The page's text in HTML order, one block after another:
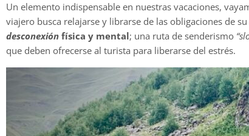
Un elemento indispensable en nuestras vacaciones,
viajero busca relajarse y librarse de las obligaciones de
desconexión física y mental; una ruta de senderismo
que deben ofrecerse al turista para liberarse del estrés.